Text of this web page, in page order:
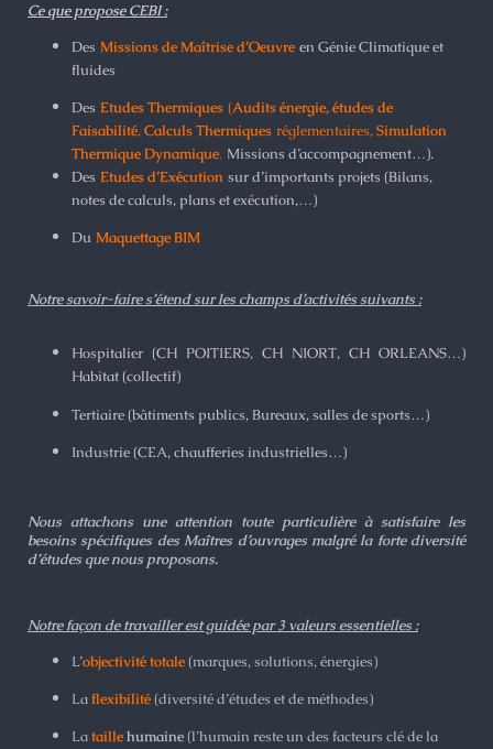
Ce que propose CEBI :
Des Missions de Maîtrise d’Oeuvre en Génie Climatique et
fluides
Des Etudes Thermiques (Audits énergie, études de
Faisabilité,Calculs Thermiques réglementaires,Simulation
Thermique Dynamique, Missions d’accompagnement…).
Des Etudes d’Exécution sur d’importants projets (Bilans,
notes de calculs, plans et exécution,…)
Du Maquettage BIM
Notre savoir-faire s’étend sur les champs d’activités suivants :
Hospitalier (CH POITIERS, CH NIORT, CH ORLEANS…)
Habitat (collectif)
Tertiaire (bâtiments publics, Bureaux, salles de sports…)
Industrie (CEA, chaufferies industrielles…)
Nous attachons une attention toute particulière à satisfaire les
besoins spécifiques des Maîtres d’ouvrages malgré la forte diversité
d’études que nous proposons.
Notre façon de travailler est guidée par 3 valeurs essentielles :
L’objectivité totale(marques, solutions, énergies)
Laflexibilité (diversité d’études et de méthodes)
Lataillehumaine (l’humain reste un des facteurs clé de la